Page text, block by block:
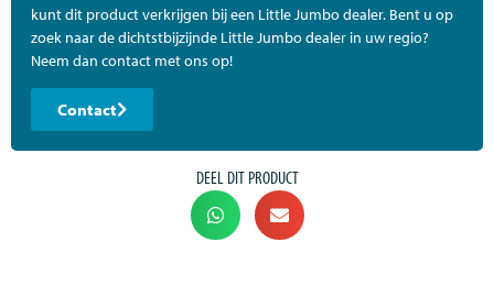
kunt dit product verkrijgen bij een Little Jumbo dealer. Bent u op
zoek naar de dichtstbijzijnde Little Jumbo dealer in uw regio?
Neem dan contact met ons op!
Contact
DEEL DIT PRODUCT